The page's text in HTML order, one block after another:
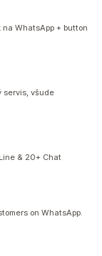
na WhatsApp + button
servis, všude
& 20+ Chat
on WhatsApp.